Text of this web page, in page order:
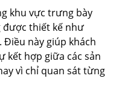
khu vực trưng bày
được thiết kế như
này giúp khách
kết hợp giữa các sản
vì chỉ quan sát từng